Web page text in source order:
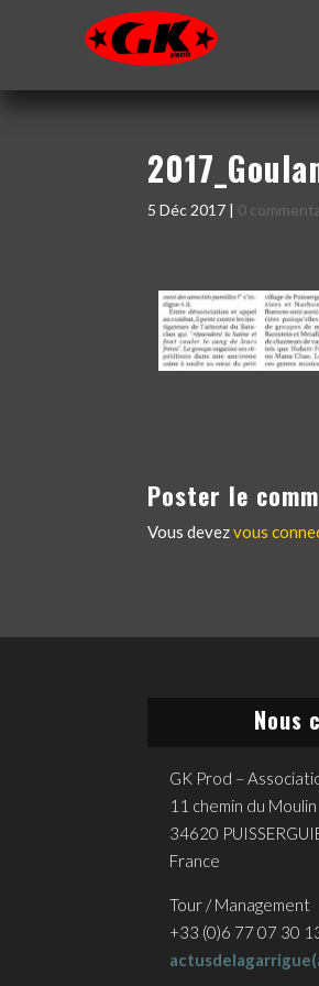
5 Déc 2017 | 0
Poster le
Vous devezvous
Nous
GK Prod –
11 chemin du Moulin
34620
France
Tour / Management
+33 (0)6 77 07 30